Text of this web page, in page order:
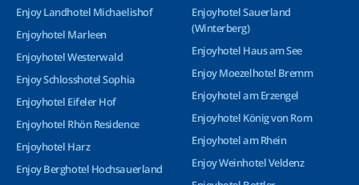
Enjoy Landhotel Michaelishof
Enjoyhotel Marleen
Enjoyhotel Westerwald
Enjoy Schlosshotel Sophia
Enjoyhotel Eifeler Hof
Enjoyhotel Rhön Residence
Enjoyhotel Harz
Enjoy Berghotel Hochsauerland
Enjoyhotel Sauerland
(Winterberg)
Enjoyhotel Haus am See
Enjoy Moezelhotel Bremm
Enjoyhotel am Erzengel
Enjoyhotel König von Rom
Enjoyhotel am Rhein
Enjoy Weinhotel Veldenz